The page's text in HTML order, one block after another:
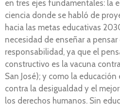
en tres ejes fundamentales: la
ciencia donde se habló de
hacia las metas educativas
necesidad de enseñar a
responsabilidad, ya que el
constructivo es la vacuna
San José); y como la
contra la desigualdad y el
los derechos humanos. Sin